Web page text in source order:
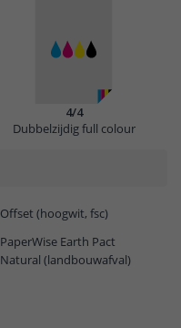
4/4
Dubbelzijdig full colour
Offset (hoogwit, fsc)
PaperWise Earth Pact
Natural (landbouwafval)